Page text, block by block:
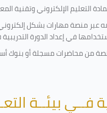
الإلكتروني وتقنية
عبر منصة مهارات بشكل
في إعداد الدورة
من محاضرات مسجلة أو بنوك
فــي بيئــة